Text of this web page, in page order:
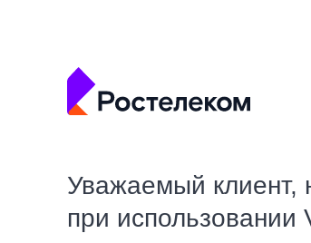
Уважаемый клиент,
при использовании